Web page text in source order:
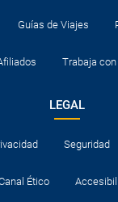
Guías de Viajes
Trabaja
LEGAL
Seguridad
Ético